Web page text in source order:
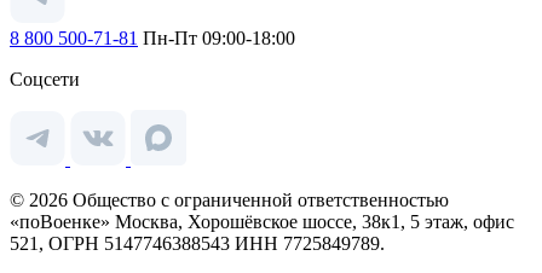
8 800 500-71-81 Пн-Пт 09:00-18:00
Соцсети
© 2026 Общество с ограниченной ответственностью
«поВоенке» Москва, Хорошёвское шоссе, 38к1, 5 этаж, офис
521, ОГРН 5147746388543 ИНН 7725849789.